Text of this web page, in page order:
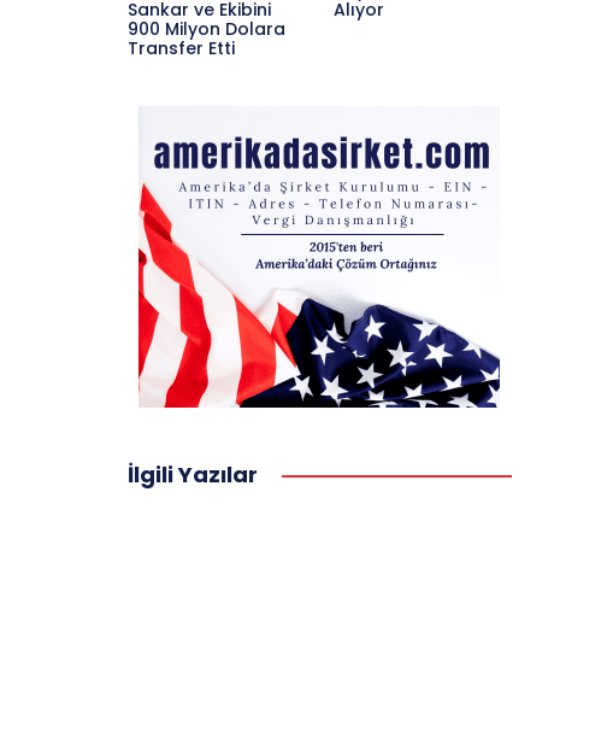
Sankar ve Ekibini
900 Milyon Dolara
Transfer Etti
Alıyor
İlgili Yazılar